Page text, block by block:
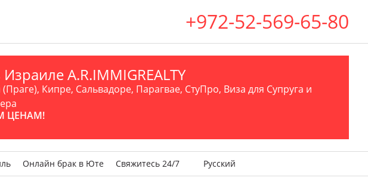
+972-52-569-65-80
A.R.IMMIGREALTY
Кипре, Сальвадоре, Парагвае, СтуПро, Виза для Супруга и
ЦЕНАМ!
Онлайн брак в Юте Свяжитесь 24/7 Русский